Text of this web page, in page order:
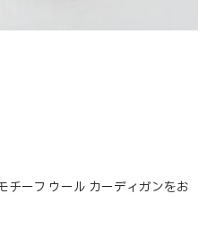
チーフ ウール カーディガンをお